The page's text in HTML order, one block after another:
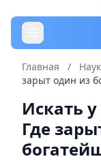
Главная /
зарыт один из
Искать
Где